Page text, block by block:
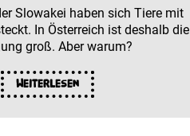
Slowakei haben sich Tiere mit
In Österreich ist deshalb die
groß. Aber warum?
Weiterlesen